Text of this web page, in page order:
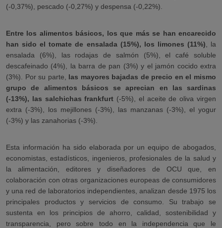
(-0,37%), pescado (-0,27%) y despensa (-0,22%).
Entre los alimentos básicos, los que más se han encarecido
han sido el tomate de ensalada (15%), los limones (11%) , la
ensalada (6%), las rodajas de salmón (5%), el café soluble
descafeinado (4%), la barra de pan (3%) y el jamón cocido extra
(3%). Por su parte, las mayores bajadas de precio en el mismo
grupo de alimentos básicos se aprecian en las sardinas
(-13%), las salchichas frankfurt (-5%), el aceite de oliva virgen
extra (-3%), los mejillones (-3%), las manzanas (-3%), el yogur
(-3%) y las zanahorias (-3%).
Esta información ha sido elaborada por un equipo de abogados,
economistas, estadísticos, ingenieros, profesionales de la salud y
la alimentación, editores y diseñadores de OCU que, en
colaboración con otras organizaciones europeas de consumidores
y una red de laboratorios independientes, analizan desde 1975 los
principales productos y servicios de consumo. Su trabajo se
sustenta en los principios de ahorro, calidad, sostenibilidad y
transparencia, pero sobre todo en la independencia que le